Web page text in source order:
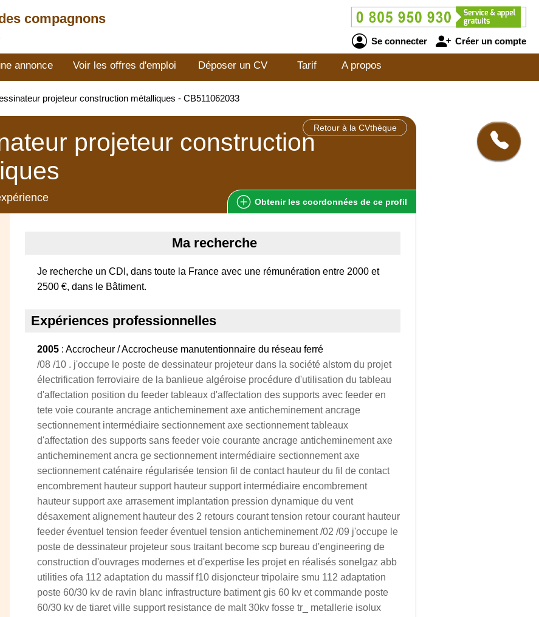
compagnons
Se connecter Créer un compte
annonce Voir les offres d'emploi Déposer un CV Tarif A propos
projeteur construction métalliques - CB511062033
Retour à la CVthèque
projeteur construction
Obtenir les coordonnées de ce profil
Ma recherche
Je recherche un CDI, dans toute la France avec une rémunération entre 2000 et
2500 €, dans le Bâtiment.
Expériences professionnelles
2005 : Accrocheur / Accrocheuse manutentionnaire du réseau ferré
/08 /10 . j'occupe le poste de dessinateur projeteur dans la société alstom du projet
électrification ferroviaire de la banlieue algéroise procédure d'utilisation du tableau
d'affectation position du feeder tableaux d'affectation des supports avec feeder en
tete voie courante ancrage anticheminement axe anticheminement ancrage
sectionnement intermédiaire sectionnement axe sectionnement tableaux
d'affectation des supports sans feeder voie courante ancrage anticheminement axe
anticheminement ancra ge sectionnement intermédiaire sectionnement axe
sectionnement caténaire régularisée tension fil de contact hauteur du fil de contact
encombrement hauteur support hauteur support intermédiaire encombrement
hauteur support axe arrasement implantation pression dynamique du vent
désaxement alignement hauteur des 2 retours courant tension retour courant hauteur
feeder éventuel tension feeder éventuel tension anticheminement /02 /09 j'occupe le
poste de dessinateur projeteur sous traitant become scp bureau d'engineering de
construction d'ouvrages modernes et d'expertise les projet en réalisés sonelgaz abb
utilities ofa 112 adaptation du massif f10 disjoncteur tripolaire smu 112 adaptation
poste 60/30 kv de ravin blanc infrastructure batiment gis 60 kv et commande poste
60/30 kv de tiaret ville support resistance de malt 30kv fosse tr_ metallerie isolux